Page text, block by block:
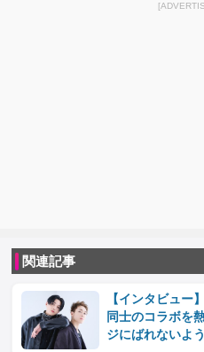
関連記事
【インタビュー
同士のコラボを
ジにばれないよ